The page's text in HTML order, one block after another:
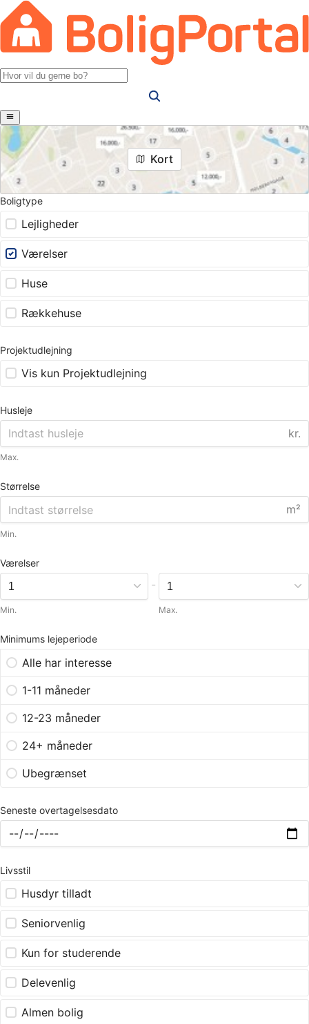
Kort
Boligtype
Lejligheder
Værelser
Huse
Rækkehuse
Projektudlejning
Vis kun Projektudlejning
Husleje
kr.
Max.
Størrelse
m²
Min.
Værelser
Min.
-
Max.
Minimums lejeperiode
Alle har interesse
1-11 måneder
12-23 måneder
24+ måneder
Ubegrænset
Seneste overtagelsesdato
Livsstil
Husdyr tilladt
Seniorvenlig
Kun for studerende
Delevenlig
Almen bolig